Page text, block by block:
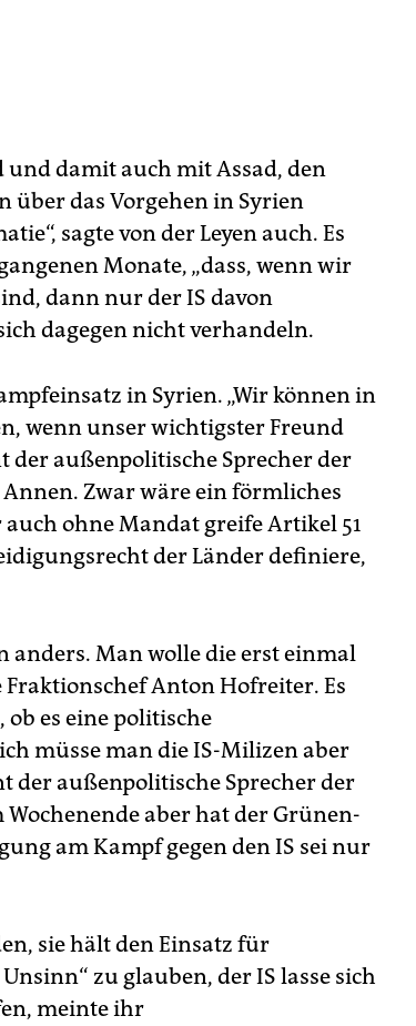
und damit auch mit Assad, den
über das Vorgehen in Syrien
sagte von der Leyen auch. Es
Monate, „dass, wenn wir
dann nur der IS davon
dagegen nicht verhandeln.
in Syrien. „Wir können in
wenn unser wichtigster Freund
außenpolitische Sprecher der
Zwar wäre ein förmliches
ohne Mandat greife Artikel 51
der Länder definiere,
anders. Man wolle die erst einmal
Anton Hofreiter. Es
es eine politische
müsse man die IS-Milizen aber
außenpolitische Sprecher der
aber hat der Grünen-
am Kampf gegen den IS sei nur
sie hält den Einsatz für
zu glauben, der IS lasse sich
meinte ihr